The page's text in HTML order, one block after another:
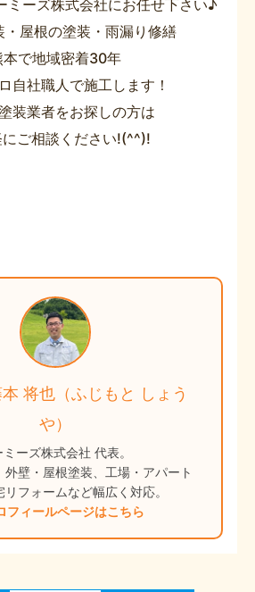
ミーズ株式会社にお任せ下さい♪
・屋根の塗装・雨漏り修繕
本で地域密着30年
自社職人で施工します！
装業者をお探しの方は
にご相談ください!(^^)!
将也（ふじもと しょう
や）
ーズ株式会社 代表。
壁・屋根塗装、工場・アパート
フォームなど幅広く対応。
フィールページはこちら